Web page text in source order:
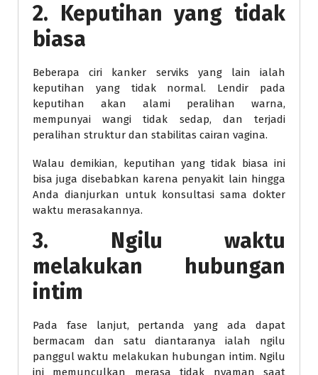
2. Keputihan yang tidak
biasa
Beberapa ciri kanker serviks yang lain ialah
keputihan yang tidak normal. Lendir pada
keputihan akan alami peralihan warna,
mempunyai wangi tidak sedap, dan terjadi
peralihan struktur dan stabilitas cairan vagina.
Walau demikian, keputihan yang tidak biasa ini
bisa juga disebabkan karena penyakit lain hingga
Anda dianjurkan untuk konsultasi sama dokter
waktu merasakannya.
3. Ngilu waktu
melakukan hubungan
intim
Pada fase lanjut, pertanda yang ada dapat
bermacam dan satu diantaranya ialah ngilu
panggul waktu melakukan hubungan intim. Ngilu
ini memunculkan merasa tidak nyaman saat